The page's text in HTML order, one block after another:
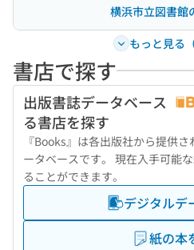
横浜市立図書館
もっと見る
書店で探す
出版書誌データベース
る書店を探す
『Books』は各出版社から提供
ータベースです。 現在入手可能
ることができます。
デジタルデ
紙の本